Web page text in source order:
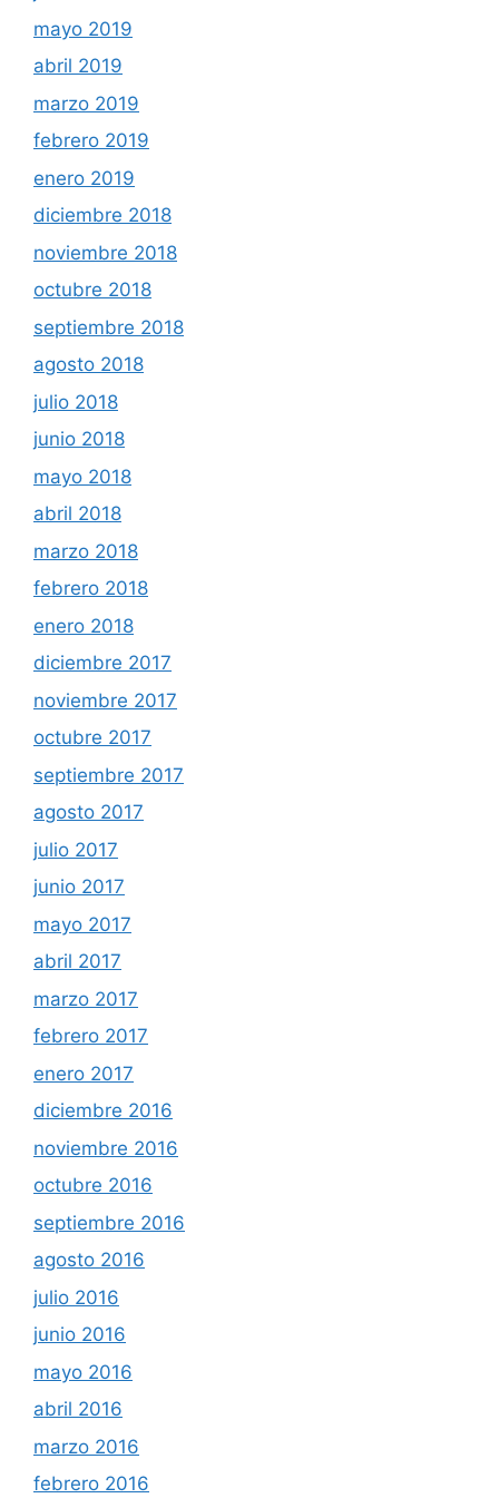
mayo 2019
abril 2019
marzo 2019
febrero 2019
enero 2019
diciembre 2018
noviembre 2018
octubre 2018
septiembre 2018
agosto 2018
julio 2018
junio 2018
mayo 2018
abril 2018
marzo 2018
febrero 2018
enero 2018
diciembre 2017
noviembre 2017
octubre 2017
septiembre 2017
agosto 2017
julio 2017
junio 2017
mayo 2017
abril 2017
marzo 2017
febrero 2017
enero 2017
diciembre 2016
noviembre 2016
octubre 2016
septiembre 2016
agosto 2016
julio 2016
junio 2016
mayo 2016
abril 2016
marzo 2016
febrero 2016